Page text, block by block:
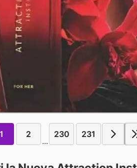
1 2
...
230 231